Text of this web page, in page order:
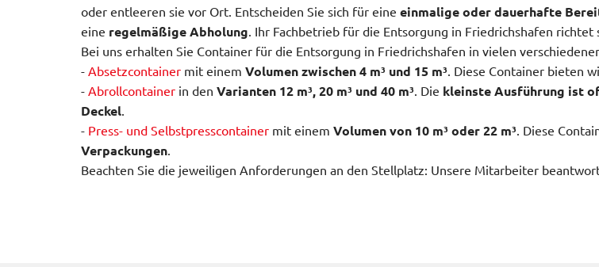
oder entleeren sie vor Ort. Entscheiden Sie sich für eine einmalige oder dauerhafte
eine regelmäßige Abholung . Ihr Fachbetrieb für die Entsorgung in Friedrichshafen
Bei uns erhalten Sie Container für die Entsorgung in Friedrichshafen in vielen
- Absetzcontainer mit einem Volumen zwischen 4 m³ und 15 m³ . Diese Container bieten
- Abrollcontainer in den Varianten 12 m³, 20 m³ und 40 m³ . Die kleinste Ausführung ist
Deckel
- Press- und Selbstpresscontainer mit einem Volumen von 10 m³ oder 22 m³ . Diese
Verpackungen
Beachten Sie die jeweiligen Anforderungen an den Stellplatz: Unsere Mitarbeiter